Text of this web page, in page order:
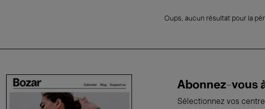
Oups, aucun résultat pour la
Abonnez-vous
Sélectionnez vos